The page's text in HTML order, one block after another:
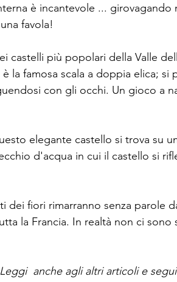
è incantevole ... girovagando
favola!
castelli più popolari della Valle
la famosa scala a doppia elica; si
con gli occhi. Un gioco a
elegante castello si trova su
d'acqua in cui il castello si
dei fiori rimarranno senza parole
la Francia. In realtà non ci sono
anche agli altri articoli e